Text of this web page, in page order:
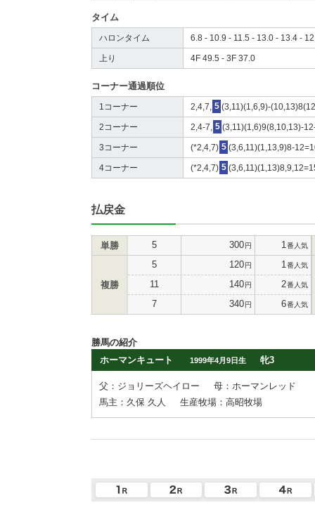
タイム
ハロンタイム 6.8 - 10.9 - 11.5 - 13.0 - 13.4 -
上り 4F 49.5 - 3F 37.0
コーナー通過順位
1コーナー 2,4,7, 5 (3,11)(1,6,9)-
2コーナー 2,4-7, 5 (3,11)(1,6)9(8,10,13)-
3コーナー (*2,4,7) 5 (3,6,11)(1,13,9)8-
4コーナー (*2,4,7) 5
払戻金
単勝 5 300円 1 番人気
複勝
5 120円 1 番人気
11 140円 2番人気
7 340円 6番人気
勝馬の紹介
ホーマンキュート
1999年4月9日生 牝3
父：ジョリーズヘイロー
母：ホーマンレッド
馬主：久保 久人
生産牧場：高昭牧場